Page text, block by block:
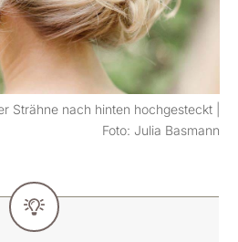
Strähne nach hinten hochgesteckt |
Foto: Julia Basmann